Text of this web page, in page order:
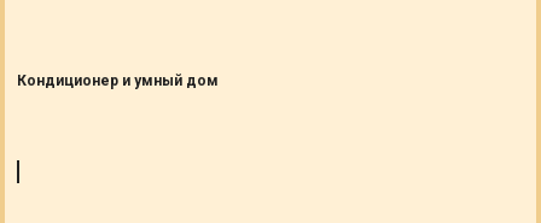
Кондиционер и умный дом